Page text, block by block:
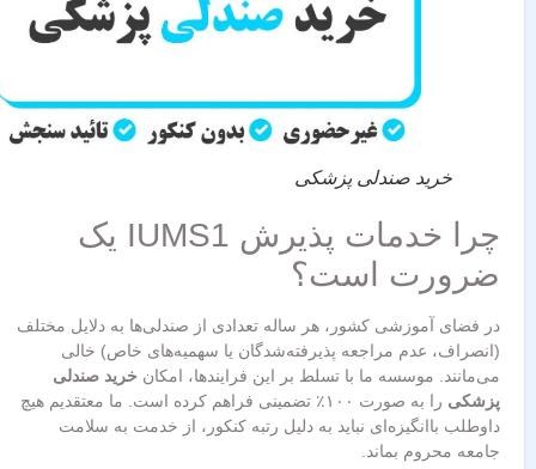
خرید صندلی پزشکی
چرا خدمات پذیرش IUMS1 یک
ضرورت است؟
در فضای آموزشی کشور، هر ساله تعدادی از صندلی‌ها به دلایل مختلف
(انصراف، عدم مراجعه پذیرفته‌شدگان یا سهمیه‌های خاص) خالی
می‌مانند. موسسه ما با تسلط بر این فرایندها، امکانخرید صندلی
پزشکی
را به صورت ۱۰۰٪ تضمینی فراهم کرده است. ما معتقدیم هیچ
داوطلب باانگیزه‌ای نباید به دلیل رتبه کنکور، از خدمت به سلامت
جامعه محروم بماند.